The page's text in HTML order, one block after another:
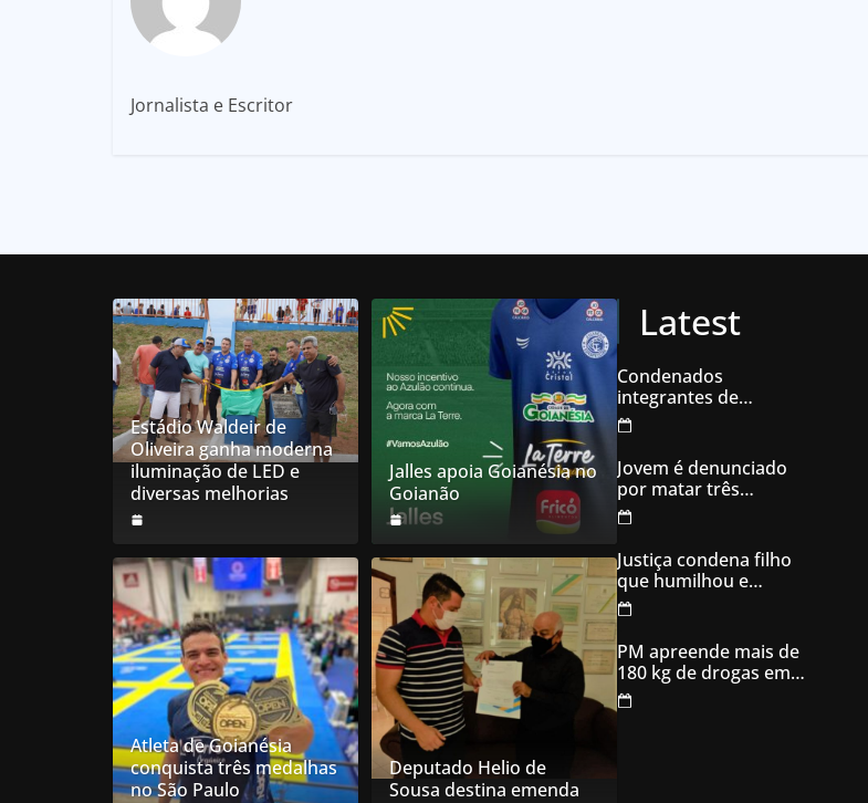
Jornalista e Escritor
Estádio Waldeir de
Oliveira ganha moderna
iluminação de LED e
diversas melhorias
Jalles apoia Goianésia no
Goianão
Atleta de Goianésia
conquista três medalhas
no São Paulo
Deputado Helio de
Sousa destina emenda
Latest
Condenados
integrantes de
organização
criminosa acusados
de explodir caixas
eletrônicos
Jovem é denunciado
por matar três
filhotes de cachorro e
usar sangue para
ameaçar os donos,
em Aparecida de
Goiânia
Justiça condena filho
que humilhou e
ameaçou mãe idosa;
da prisão à sentença
condenatória foram
apenas 21 dias
PM apreende mais de
180 kg de drogas em
Goiás